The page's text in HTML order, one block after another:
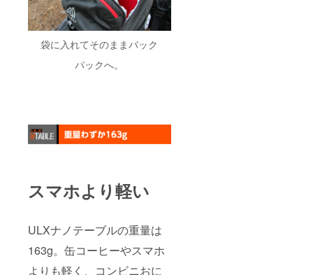
袋に入れてそのままバック
パックへ。
スマホより軽い
ULXナノテーブルの重量は
163g。缶コーヒーやスマホ
よりも軽く、コンビニおに